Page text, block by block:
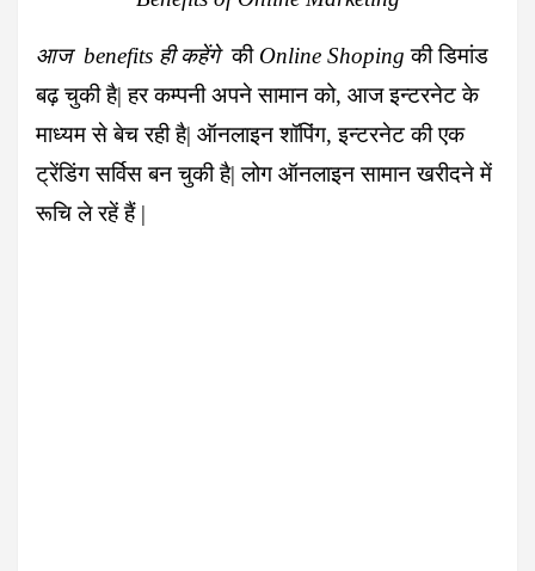
आज benefits ही कहेंगेकी Online Shoping की डिमांड
बढ़ चुकी है| हर कम्पनी अपने सामान को, आज इन्टरनेट के
माध्यम से बेच रही है| ऑनलाइन शॉपिंग, इन्टरनेट की एक
ट्रेंडिंग सर्विस बन चुकी है| लोग ऑनलाइन सामान खरीदने में
रूचि ले रहें हैं |